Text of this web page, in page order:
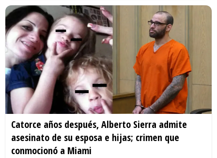
Catorce años después, Alberto Sierra admite
asesinato de su esposa e hijas; crimen que
conmocionó a Miami